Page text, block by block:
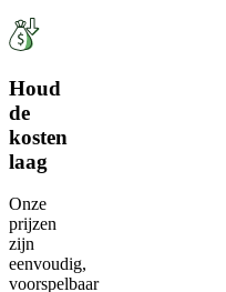
Houd
de
kosten
laag
Onze
prijzen
zijn
eenvoudig,
voorspelbaar